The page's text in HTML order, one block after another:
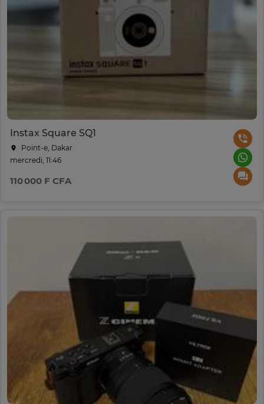
Instax Square SQ1
Point-e, Dakar
mercredi, 11:46
110 000 F CFA